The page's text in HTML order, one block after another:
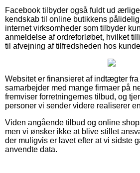
Facebook tilbyder også fuldt ud
kendskab til online butikkens
internet virksomheder som tilbyder
anmeldelse af ordreforløbet, hvilket
til afvejning af tilfredsheden hos
Websitet er finansieret af indtægter
samarbejder med mange firmaer på
fremviser forretningernes tilbud, og
personer vi sender videre realiserer
Viden angående tilbud og online
men vi ønsker ikke at blive stillet
der muligvis er lavet efter at vi sidste
anvendte data.